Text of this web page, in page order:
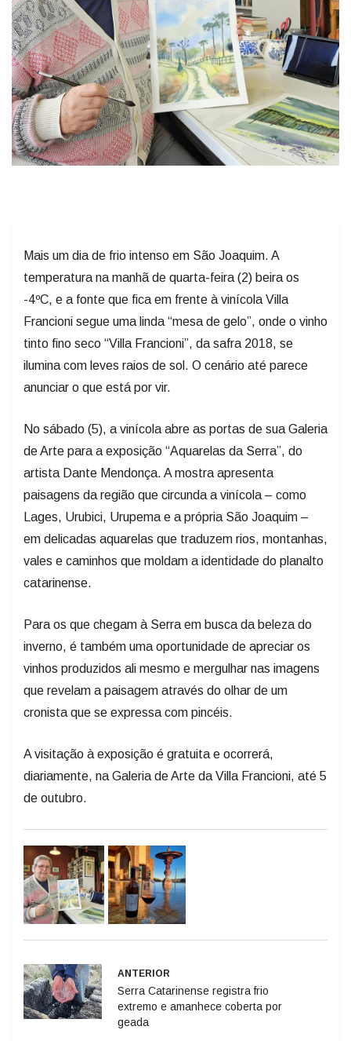
Mais um dia de frio intenso em São Joaquim. A
temperatura na manhã de quarta-feira (2) beira os
-4ºC, e a fonte que fica em frente à vinícola Villa
Francioni segue uma linda “mesa de gelo”, onde o vinho
tinto fino seco “Villa Francioni”, da safra 2018, se
ilumina com leves raios de sol. O cenário até parece
anunciar o que está por vir.
No sábado (5), a vinícola abre as portas de sua Galeria
de Arte para a exposição “Aquarelas da Serra”, do
artista Dante Mendonça. A mostra apresenta
paisagens da região que circunda a vinícola – como
Lages, Urubici, Urupema e a própria São Joaquim –
em delicadas aquarelas que traduzem rios, montanhas,
vales e caminhos que moldam a identidade do planalto
catarinense.
Para os que chegam à Serra em busca da beleza do
inverno, é também uma oportunidade de apreciar os
vinhos produzidos ali mesmo e mergulhar nas imagens
que revelam a paisagem através do olhar de um
cronista que se expressa com pincéis.
A visitação à exposição é gratuita e ocorrerá,
diariamente, na Galeria de Arte da Villa Francioni, até 5
de outubro.
ANTERIOR
Serra Catarinense registra frio
extremo e amanhece coberta por
geada